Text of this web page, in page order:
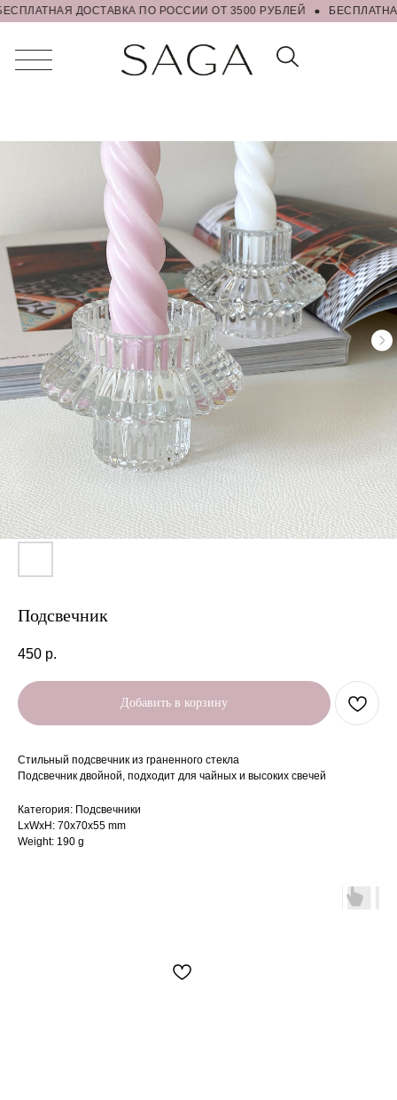
ДОСТАВКА ПО РОССИИ ОТ 3500 РУБЛЕЙ
Подсвечник
450 р.
Добавить в корзину
Стильный подсвечник из граненного стекла
Подсвечник двойной, подходит для чайных и высоких свечей
Категория: Подсвечники
LxWxH: 70x70x55 mm
Weight: 190 g
Если товара нет в наличии, то можно